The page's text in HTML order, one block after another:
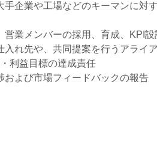
手企業や工場などのキーマンに対
営業メンバーの採用、育成、KPI
入れ先や、共同提案を行うアライ
利益目標の達成責任
および市場フィードバックの報告